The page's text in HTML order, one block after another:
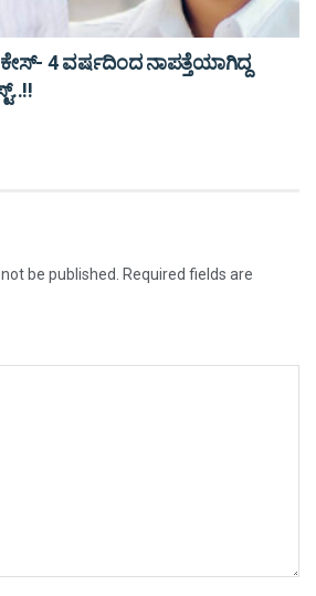
ಕೇಸ್‌- 4 ವರ್ಷದಿಂದ ನಾಪತ್ತೆಯಾಗಿದ್ದ
be published. Required fields are